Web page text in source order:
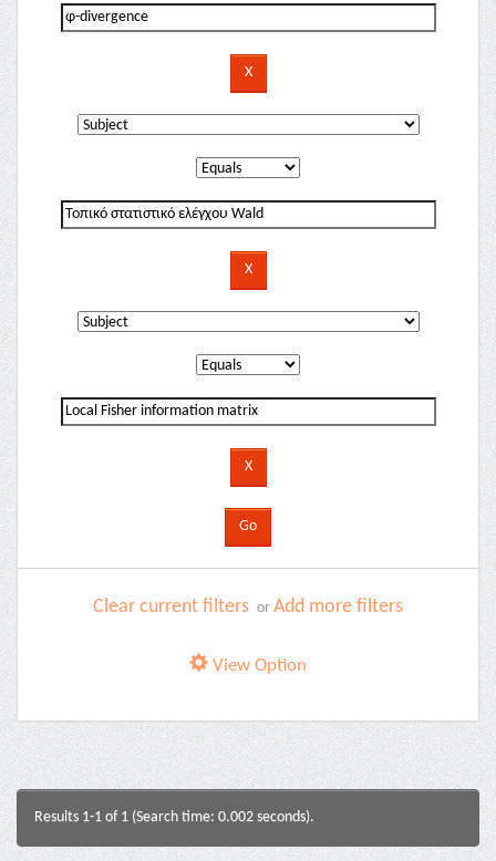
Clear current filters or Add more filters
View Option
Results 1-1 of 1 (Search time: 0.002 seconds).